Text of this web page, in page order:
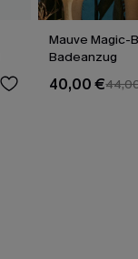
Mauve Magic-
Badeanzug
40,00 €